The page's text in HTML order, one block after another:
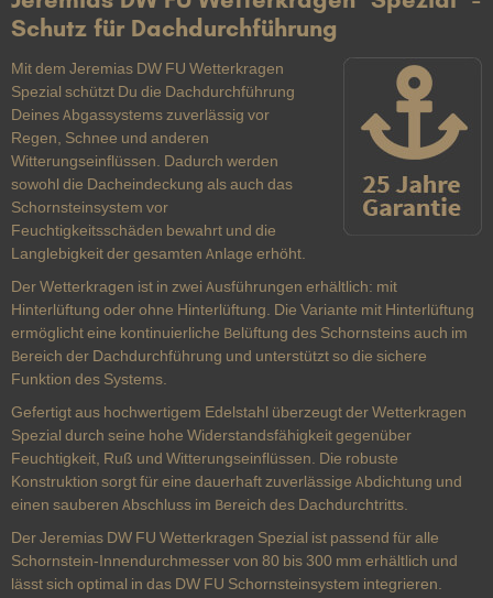
Schutz für Dachdurchführung
Mit dem Jeremias DW FU Wetterkragen
Spezial schützt Du die Dachdurchführung
Deines Abgassystems zuverlässig vor
Regen, Schnee und anderen
Witterungseinflüssen. Dadurch werden
sowohl die Dacheindeckung als auch das
Schornsteinsystem vor
Feuchtigkeitsschäden bewahrt und die
Langlebigkeit der gesamten Anlage erhöht.
Der Wetterkragen ist in zwei Ausführungen erhältlich: mit
Hinterlüftung oder ohne Hinterlüftung. Die Variante mit Hinterlüftung
ermöglicht eine kontinuierliche Belüftung des Schornsteins auch im
Bereich der Dachdurchführung und unterstützt so die sichere
Funktion des Systems.
Gefertigt aus hochwertigem Edelstahl überzeugt der Wetterkragen
Spezial durch seine hohe Widerstandsfähigkeit gegenüber
Feuchtigkeit, Ruß und Witterungseinflüssen. Die robuste
Konstruktion sorgt für eine dauerhaft zuverlässige Abdichtung und
einen sauberen Abschluss im Bereich des Dachdurchtritts.
Der Jeremias DW FU Wetterkragen Spezial ist passend für alle
Schornstein-Innendurchmesser von 80 bis 300 mm erhältlich und
lässt sich optimal in das DW FU Schornsteinsystem integrieren.